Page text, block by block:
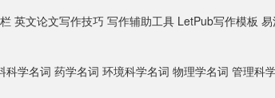
英文论文写作技巧 写作辅助工具 LetPub写作模板
科学名词 药学名词 环境科学名词 物理学名词 管理科